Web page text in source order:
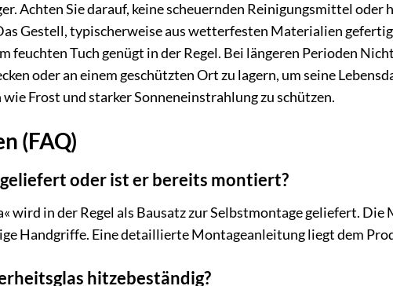
Achten Sie darauf, keine scheuernden Reinigungsmittel oder
Gestell, typischerweise aus wetterfesten Materialien
feuchten Tuch genügt in der Regel. Bei längeren Perioden
oder an einem geschützten Ort zu lagern, um seine
Frost und starker Sonneneinstrahlung zu schützen.
(FAQ)
oder ist er bereits montiert?
wird in der Regel als Bausatz zur Selbstmontage geliefert.
Handgriffe. Eine detaillierte Montageanleitung liegt dem
hitzebeständig?